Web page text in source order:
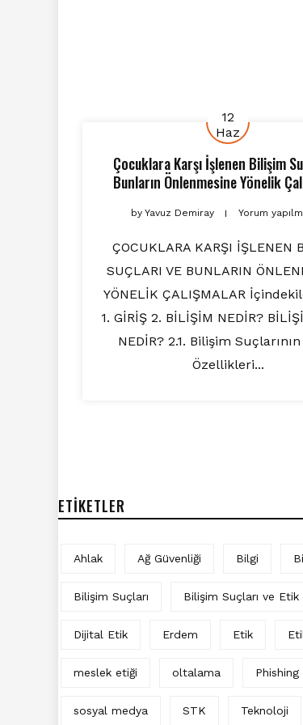
12
Haz
Çocuklara Karşı İşlenen Bilişim
Bunların Önlenmesine Yönelik
by Yavuz Demiray Yorum
ÇOCUKLARA KARŞI İŞLENEN
SUÇLARI VE BUNLARIN
YÖNELİK ÇALIŞMALAR
1. GİRİŞ 2. BİLİŞİM NEDİR?
NEDİR? 2.1. Bilişim
Özellikleri...
ETIKETLER
Ahlak Ağ Güvenliği Bilgi
Bilişim Suçları Bilişim Suçları ve Etik
Dijital Etik Erdem Etik
meslek etiği oltalama Phishing
sosyal medya STK Teknoloji